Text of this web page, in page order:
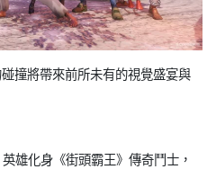
撞將帶來前所未有的視覺盛宴與
雄化身《街頭霸王》傳奇鬥士，